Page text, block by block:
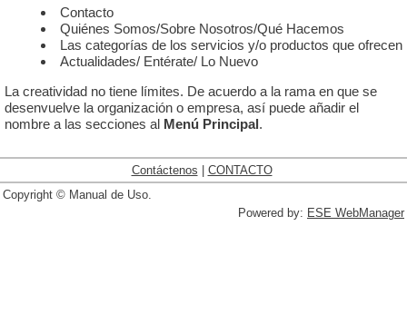
Contacto
Quiénes Somos/Sobre Nosotros/Qué Hacemos
Las categorías de los servicios y/o productos que ofrecen
Actualidades/ Entérate/ Lo Nuevo
La creatividad no tiene límites. De acuerdo a la rama en que se
desenvuelve la organización o empresa, así puede añadir el
nombre a las secciones al Menú Principal.
Contáctenos
CONTACTO
Copyright © Manual de Uso.
Powered by: ESE WebManager